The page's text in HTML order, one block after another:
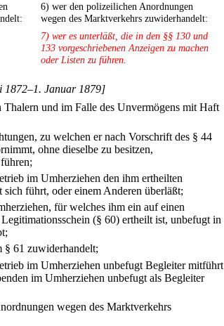
6) wer den polizeilichen Anordnungen
wegen des Marktverkehrs zuwiderhandelt:
7) wer es unterläßt, die in den §§ 130 und
133 vorgeschriebenen Anzeigen zu machen
oder Listen zu führen.
1872–1. Januar 1879]
und im Falle des Unvermögens mit Haft
zu welchen er nach Vorschrift des § 44
ohne dieselbe zu besitzen,
im Umherziehen den ihm ertheilten
führt, oder einem Anderen überläßt;
für welches ihm ein auf einen
(§ 60) ertheilt ist, unbefugt in
§ 61 zuwiderhandelt;
im Umherziehen unbefugt Begleiter mitführt
im Umherziehen unbefugt als Begleiter
wegen des Marktverkehrs